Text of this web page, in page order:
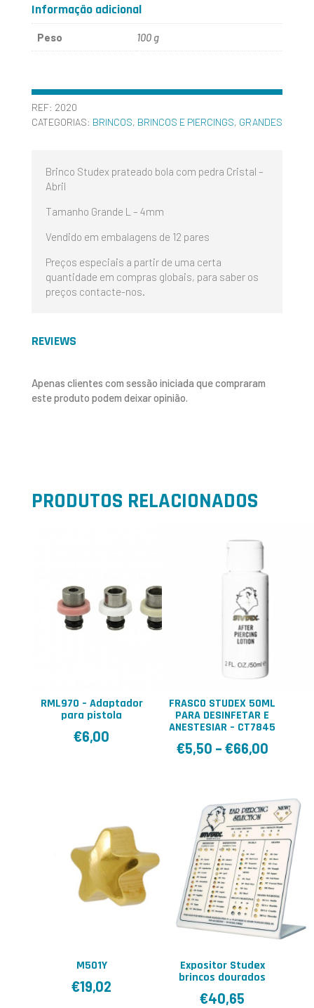
Informação adicional
Peso 100 g
REF: 2020
CATEGORIAS: BRINCOS, BRINCOS E PIERCINGS, GRANDES
Brinco Studex prateado bola com pedra Cristal –
Abril
Tamanho Grande L – 4mm
Vendido em embalagens de 12 pares
Preços especiais a partir de uma certa
quantidade em compras globais, para saber os
preços contacte-nos.
REVIEWS
Apenas clientes com sessão iniciada que compraram
este produto podem deixar opinião.
PRODUTOS RELACIONADOS
RML970 – Adaptador
para pistola
€6,00
FRASCO STUDEX 50ML
PARA DESINFETAR E
ANESTESIAR – CT7845
€5,50 – €66,00
M501Y
€19,02
Expositor Studex
brincos dourados
€40,65